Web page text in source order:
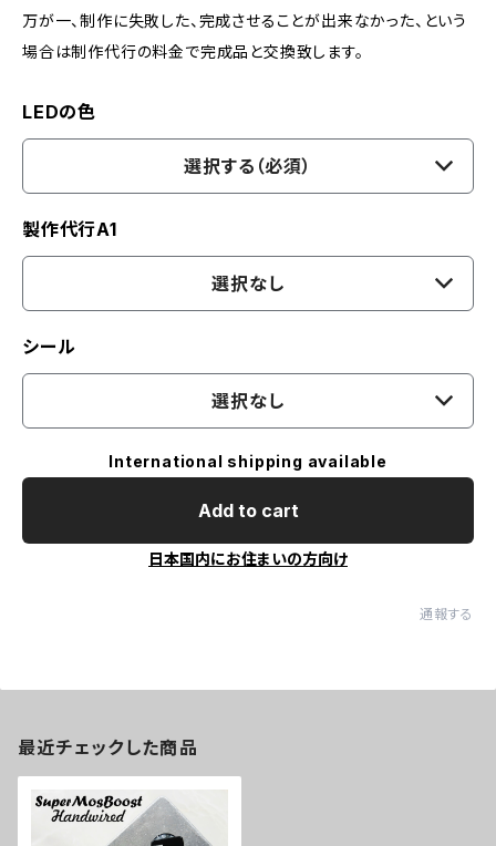
万が一、制作に失敗した、完成させることが出来なかった、という
場合は制作代行の料金で完成品と交換致します。
LEDの色
選択する（必須）
製作代行A1
選択なし
シール
選択なし
International shipping available
Add to cart
日本国内にお住まいの方向け
通報する
最近チェックした商品